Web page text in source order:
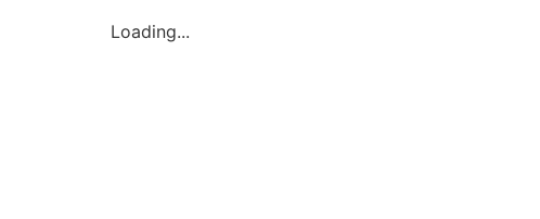
Loading...